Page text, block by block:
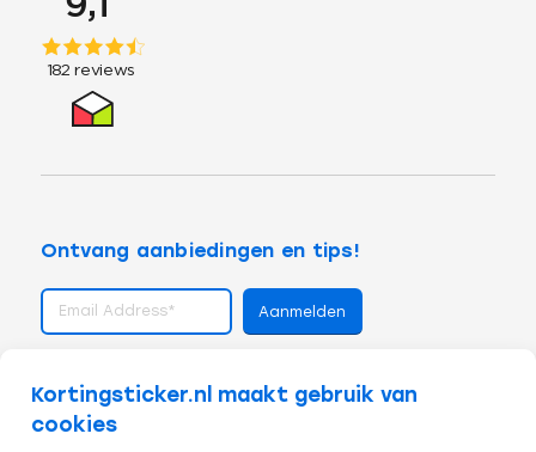
Kortingsticker.nl maakt gebruik van
cookies
Ontvang aanbiedingen en tips!